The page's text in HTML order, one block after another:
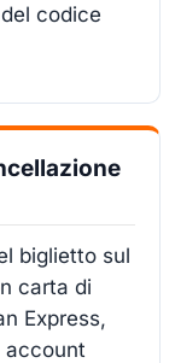
codice
biglietto sul
carta di
Express,
account